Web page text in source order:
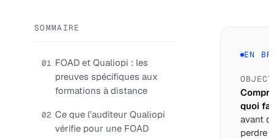
SOMMAIRE
01 FOAD et Qualiopi : les
preuves spécifiques aux
formations à distance
02 Ce que l’auditeur Qualiopi
vérifie pour une FOAD
EN
quoi
avant
perdre